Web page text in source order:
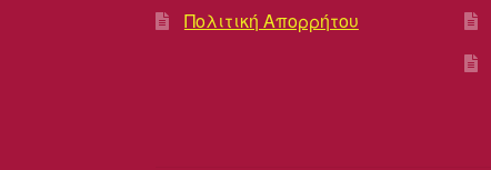
Πολιτική Απορρήτου